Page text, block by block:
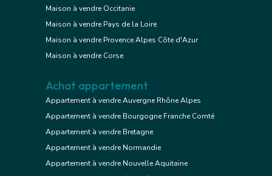
Maison à vendre Occitanie
Maison à vendre Pays de la Loire
Maison à vendre Provence Alpes Côte d'Azur
Maison à vendre Corse
Achat appartement
Appartement à vendre Auvergne Rhône Alpes
Appartement à vendre Bourgogne Franche Comté
Appartement à vendre Bretagne
Appartement à vendre Normandie
Appartement à vendre Nouvelle Aquitaine